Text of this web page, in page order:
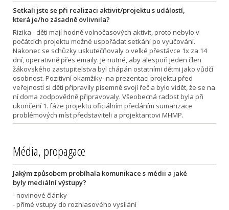
Setkali jste se při realizaci aktivit/projektu s událostí,
která je/ho zásadně ovlivnila?
Rizika - děti mají hodně volnočasových aktivit, proto nebylo v
počátcích projektu možné uspořádat setkání po vyučování.
Nakonec se schůzky uskutečňovaly o velké přestávce 1x za 14
dní, operativně přes emaily. Je nutné, aby alespoň jeden člen
žákovského zastupitelstva byl chápán ostatními dětmi jako vůdčí
osobnost. Pozitivní okamžiky- na prezentaci projektu před
veřejností si děti připravily písemně svojí řeč a bylo vidět, že se na
ní doma zodpovědně připravovaly. Všeobecná radost byla při
ukončení 1. fáze projektu oficiálním předáním sumarizace
problémových míst představiteli a projektantovi MHMP.
Média, propagace
Jakým způsobem probíhala komunikace s médii a jaké
byly mediální výstupy?
- novinové články
- přímé vstupy do rozhlasového vysílání